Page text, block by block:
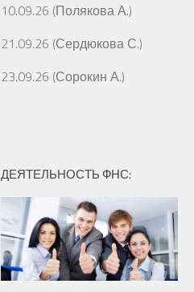
10.09.26 (Полякова А.)
21.09.26 (Сердюкова С.)
23.09.26 (Сорокин А.)
ДЕЯТЕЛЬНОСТЬ ФНС: